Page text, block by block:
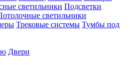
светильники Подсветки
светильники
Трековые системы Тумбы под
Двери